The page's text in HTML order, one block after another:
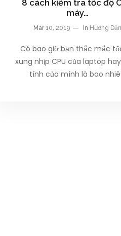
8 cách kiểm tra tốc độ
máy…
Mar10, 2019 In Hướng Dẫn
Có bao giờ bạn thắc mắc
xung nhịp CPU của laptop
tính của mình là bao